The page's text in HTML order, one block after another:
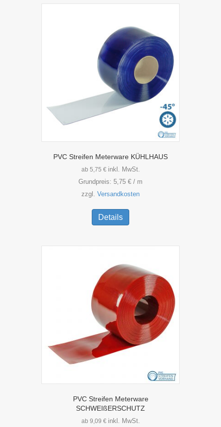
PVC Streifen Meterware KÜHLHAUS
ab 5,75 € inkl. MwSt.
Grundpreis: 5,75 € / m
zzgl. Versandkosten
Details
weist
Varianten
Die
Optionen
können
auf
der
Produktseite
gewählt
werden
PVC Streifen Meterware
SCHWEIßERSCHUTZ
ab 9,09 € inkl. MwSt.